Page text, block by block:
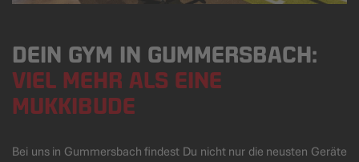
DEIN GYM IN GUMMERSBACH:
VIEL MEHR ALS EINE
MUKKIBUDE
Bei uns in Gummersbach findest Du nicht nur die neusten Geräte